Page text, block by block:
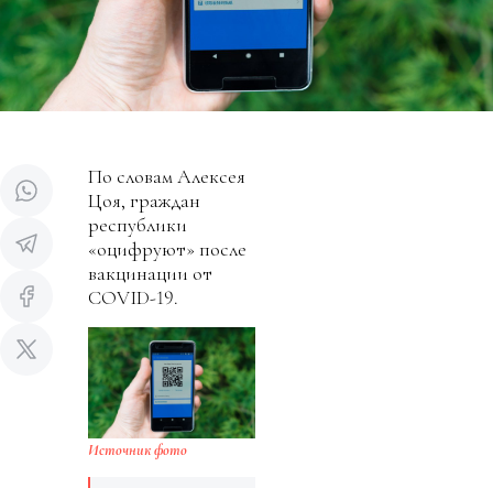
По словам Алексея
Цоя, граждан
республики
«оцифруют» после
вакцинации от
COVID-19.
Источник фото